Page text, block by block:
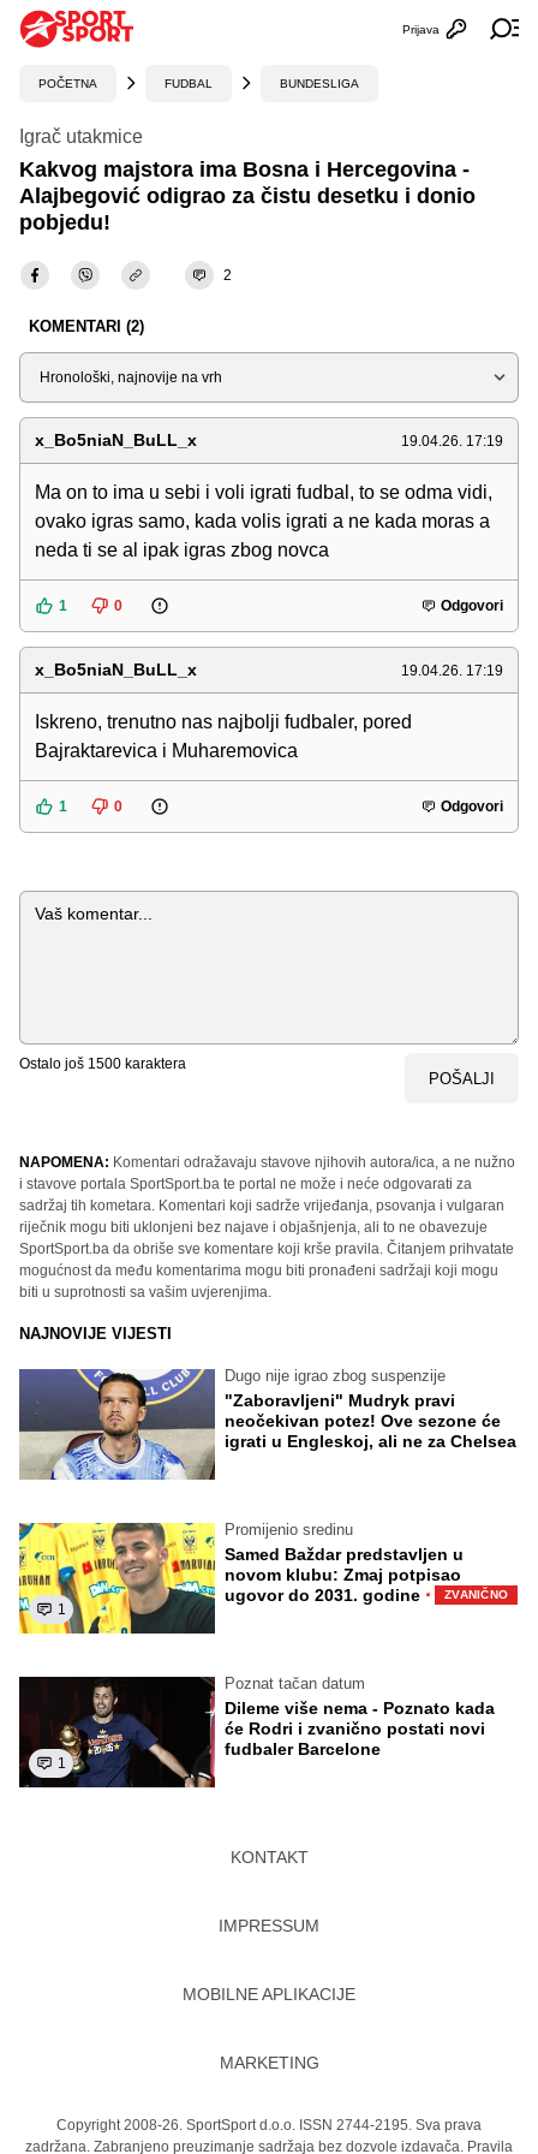
Otvori
Prijava
POČETNA FUDBAL BUNDESLIGA
Igrač utakmice
Kakvog majstora ima Bosna i Hercegovina -
Alajbegović odigrao za čistu desetku i donio
pobjedu!
2
KOMENTARI (2)
Sortiraj
x_Bo5niaN_BuLL_x 19.04.26. 17:19
Ma on to ima u sebi i voli igrati fudbal, to se odma vidi,
ovako igras samo, kada volis igrati a ne kada moras a
neda ti se al ipak igras zbog novca
1 0 Odgovori
x_Bo5niaN_BuLL_x 19.04.26. 17:19
Iskreno, trenutno nas najbolji fudbaler, pored
Bajraktarevica i Muharemovica
1 0 Odgovori
Komentar
Ostalo još 1500 karaktera
POŠALJI
NAPOMENA: Komentari odražavaju stavove njihovih autora/ica, a ne nužno
i stavove portala SportSport.ba te portal ne može i neće odgovarati za
sadržaj tih kometara. Komentari koji sadrže vrijeđanja, psovanja i vulgaran
riječnik mogu biti uklonjeni bez najave i objašnjenja, ali to ne obavezuje
SportSport.ba da obriše sve komentare koji krše pravila. Čitanjem prihvatate
mogućnost da među komentarima mogu biti pronađeni sadržaji koji mogu
biti u suprotnosti sa vašim uvjerenjima.
NAJNOVIJE VIJESTI
Dugo nije igrao zbog suspenzije
"Zaboravljeni" Mudryk pravi
neočekivan potez! Ove sezone će
igrati u Engleskoj, ali ne za Chelsea
1
Promijenio sredinu
Samed Baždar predstavljen u
novom klubu: Zmaj potpisao
ugovor do 2031. godine · ZVANIČNO
1
Poznat tačan datum
Dileme više nema - Poznato kada
će Rodri i zvanično postati novi
fudbaler Barcelone
KONTAKT
IMPRESSUM
MOBILNE APLIKACIJE
MARKETING
Copyright 2008-26. SportSport d.o.o. ISSN 2744-2195. Sva prava
zadržana. Zabranjeno preuzimanje sadržaja bez dozvole izdavača. Pravila